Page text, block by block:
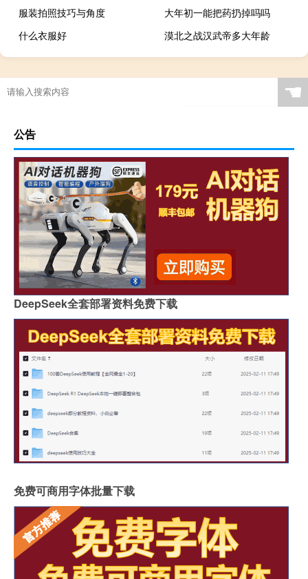
服装拍照技巧与角度
大年初一能把药扔掉吗吗
什么衣服好
漠北之战汉武帝多大年龄
☚
公告
DeepSeek全套部署资料免费下载
免费可商用字体批量下载